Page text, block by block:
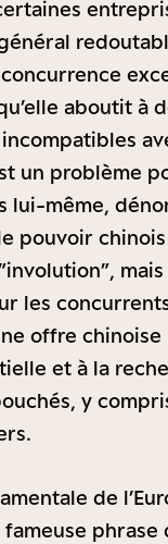
aboutit à
un problème
lui-même,
pouvoir
les
offre
et à la
y
de
fameuse phrase